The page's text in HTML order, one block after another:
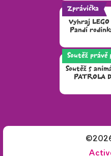
Zprávička
Vyhraj
Pandí
Soutěž právě
Soutěž s
PATROLA